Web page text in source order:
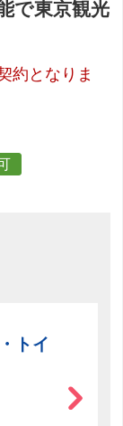
で東京観光
約となりま
トイ